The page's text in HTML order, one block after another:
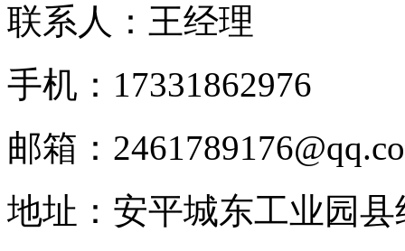
联系人：王经理
手机：17331862976
邮箱：
地址：安平城东工业园县